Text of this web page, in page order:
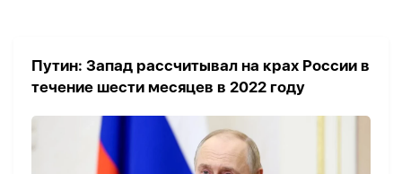
Путин: Запад рассчитывал на крах России в
течение шести месяцев в 2022 году